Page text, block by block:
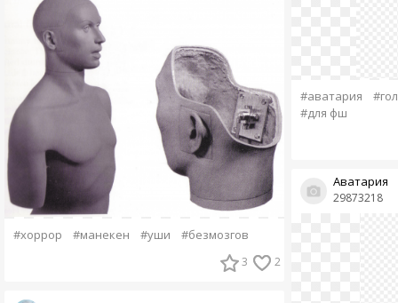
#хоррор #манекен #уши #безмозгов
3 2
#аватария
#для фш
29873218
Аватария